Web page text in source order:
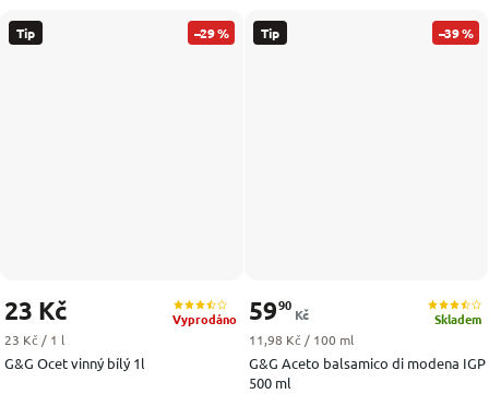
Tip –29 %
G&G Ocet vinný bílý 1l
Vyprodáno
23 Kč
Měrná cena:
23 Kč / 1 l
Tip –39 %
G&G Aceto balsamico di modena IGP
500 ml
Skladem
5990
Kč
Měrná cena:
11,98 Kč / 100 ml